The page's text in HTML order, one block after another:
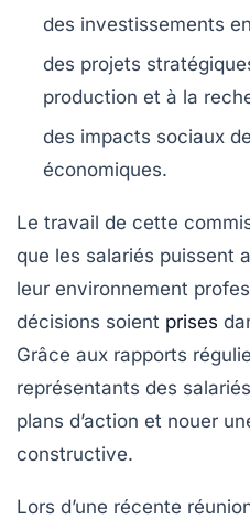
des investissements
des projets
production et à la
des impacts sociaux
économiques.
Le travail de cette
que les salariés puissent
leur environnement
décisions soient prises
Grâce aux rapports
représentants des
plans d’action et nouer
constructive.
Lors d’une récente